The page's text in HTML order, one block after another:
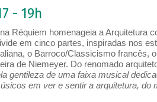
- 19h
Réquiem homenageia a Arquitetura
em cinco partes, inspiradas nos
o Barroco/Classicismo francês,
de Niemeyer. Do renomado
gentileza de uma faixa musical
em ver e sentir a arquitetura, do